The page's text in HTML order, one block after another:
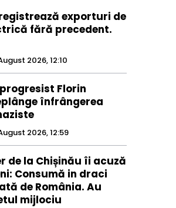
exporturi de
fără precedent.
2026, 12:10
Florin
înfrângerea
2026, 12:59
de la Chișinău îi acuză
Consumă in draci
de România. Au
mijlociu